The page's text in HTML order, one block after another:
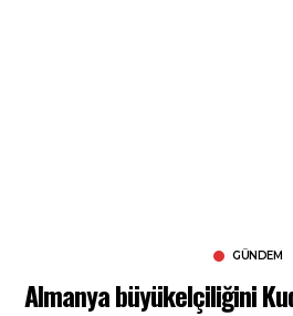
GÜNDEM
Almanya büyükelçiliğini